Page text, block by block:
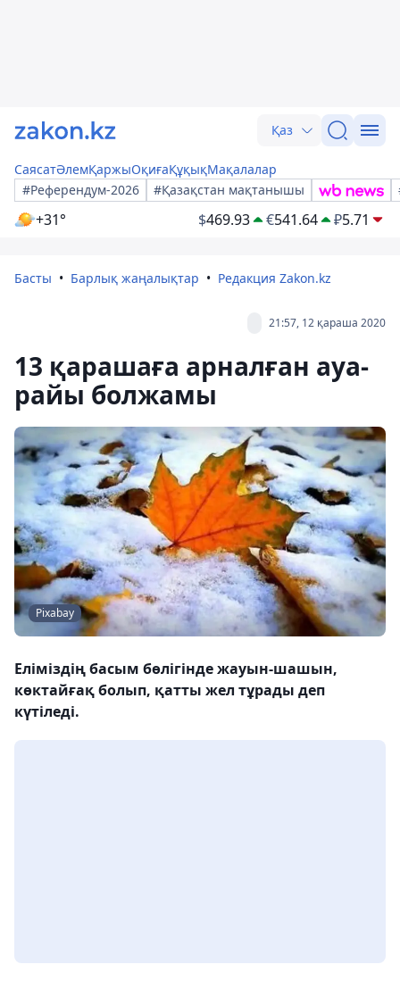
Қаз
СаясатӘлемҚаржыОқиғаҚұқықМақалалар
#Референдум-2026
#Қазақстан мақтанышы
+31° $469.93 €541.64 ₽5.71
Басты Барлық жаңалықтар Редакция Zakon.kz
21:57, 12 қараша 2020
13 қарашаға арналған ауа-
райы болжамы
Pixabay
Еліміздің басым бөлігінде жауын-шашын,
көктайғақ болып, қатты жел тұрады деп
күтіледі.